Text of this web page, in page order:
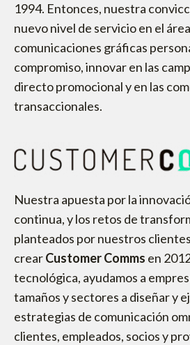
1994. Entonces, nuestra
nuevo nivel de servicio en el
comunicaciones gráficas
compromiso, innovar en las
directo promocional y en las
transaccionales.
Nuestra apuesta por la
continua, y los retos de
planteados por nuestros
crearCustomer Comms en
tecnológica, ayudamos a
tamaños y sectores a diseñar y
estrategias de comunicación
clientes, empleados, socios y